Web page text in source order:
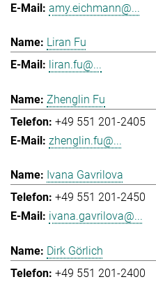
amy.eichmann@...
Liran Fu
liran.fu@...
Zhenglin Fu
+49 551 201-2405
zhenglin.fu@...
Ivana Gavrilova
+49 551 201-2450
ivana.gavrilova@...
Dirk Görlich
+49 551 201-2400